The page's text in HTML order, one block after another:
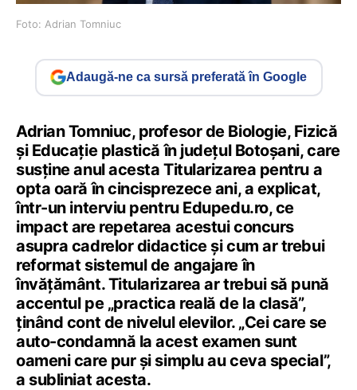
Foto: Adrian Tomniuc
Adaugă-ne ca sursă preferată în Google
Adrian Tomniuc, profesor de Biologie, Fizică
și Educație plastică în județul Botoșani, care
susține anul acesta Titularizarea pentru a
opta oară în cincisprezece ani, a explicat,
într-un interviu pentru Edupedu.ro, ce
impact are repetarea acestui concurs
asupra cadrelor didactice și cum ar trebui
reformat sistemul de angajare în
învățământ. Titularizarea ar trebui să pună
accentul pe „practica reală de la clasă”,
ținând cont de nivelul elevilor. „Cei care se
auto-condamnă la acest examen sunt
oameni care pur și simplu au ceva special”,
a subliniat acesta.